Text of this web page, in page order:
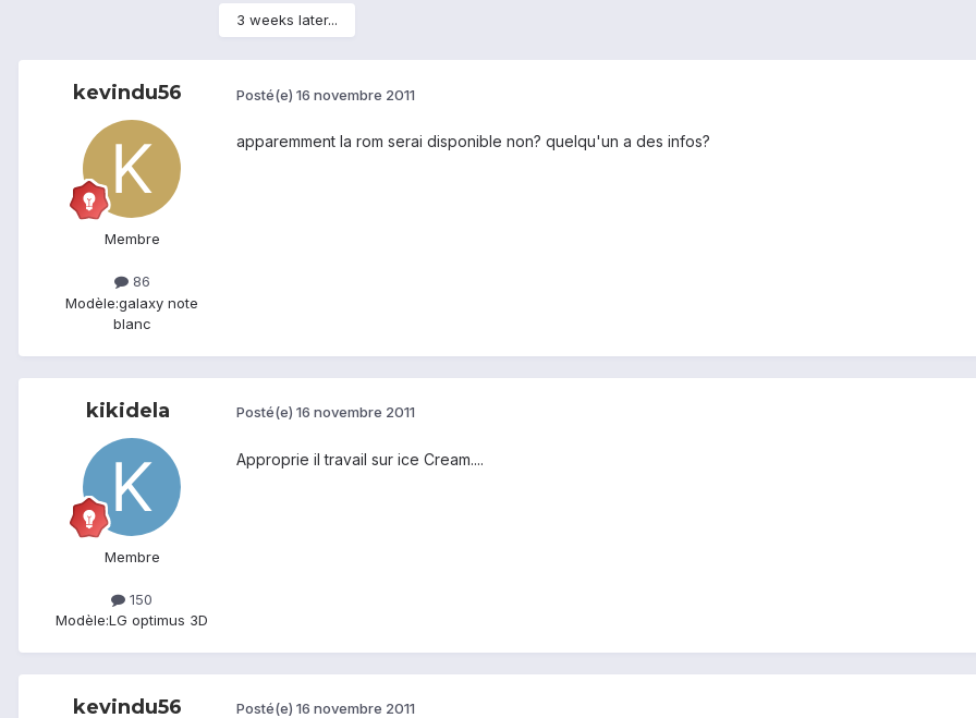
3 weeks later...
kevindu56
Membre
86
Modèle:galaxy note
blanc
Posté(e) 16 novembre 2011
apparemment la rom serai disponible non? quelqu'un a des infos?
kikidela
Membre
150
Modèle:LG optimus 3D
Posté(e) 16 novembre 2011
Approprie il travail sur ice Cream....
kevindu56 Posté(e) 16 novembre 2011